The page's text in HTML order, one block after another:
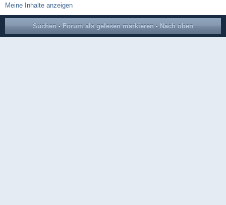
Meine Inhalte anzeigen
Suchen · Forum als gelesen markieren · Nach oben